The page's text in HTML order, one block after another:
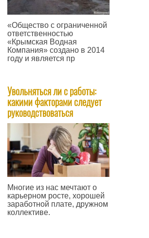
«Общество с ограниченной
ответственностью
«Крымская Водная
Компания» создано в 2014
году и является пр
Увольняться ли с работы:
какими факторами следует
руководствоваться
Многие из нас мечтают о
карьерном росте, хорошей
заработной плате, дружном
коллективе.